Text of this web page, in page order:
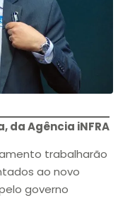
da Agência iNFRA
trabalharão
ao novo
governo